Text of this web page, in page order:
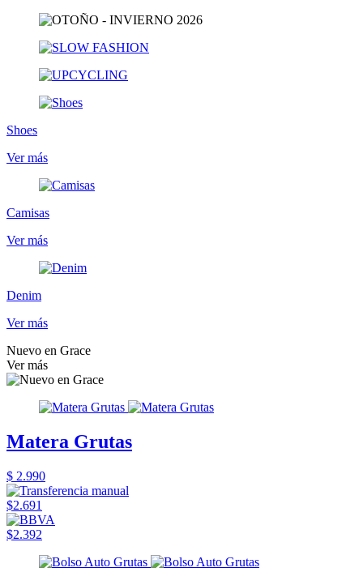
Shoes
Ver más
Camisas
Ver más
Denim
Ver más
Nuevo en Grace
Ver más
Matera Grutas
$ 2.990
$2.691
$2.392